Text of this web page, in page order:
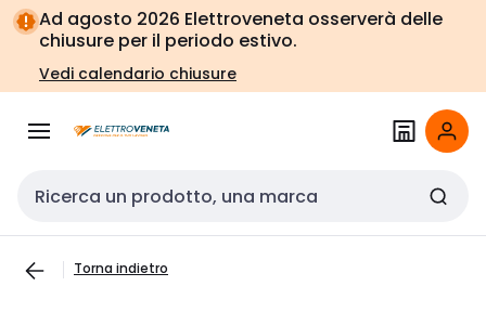
Vai alla
navigazione
Vai
alla
pagina
Ad agosto 2026 Elettroveneta osserverà delle
chiusure per il periodo estivo.
Vedi calendario chiusure
Cerca input
Torna indietro